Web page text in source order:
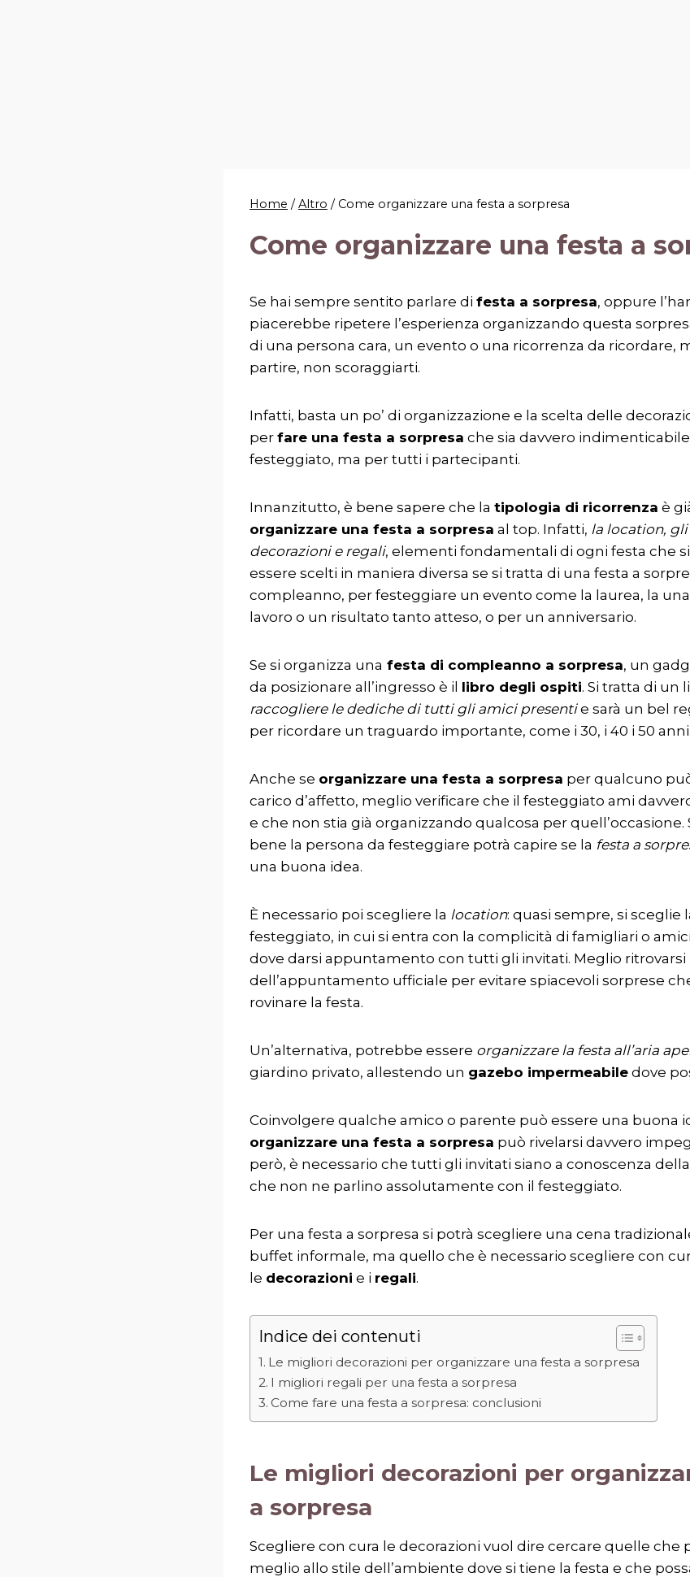
Home / Altro / Come organizzare una festa a sorpresa
Come organizzare una festa a
Se hai sempre sentito parlare di festa a sorpresa, oppure
piacerebbe ripetere l’esperienza organizzando questa
di una persona cara, un evento o una ricorrenza da ricordare,
partire, non scoraggiarti.
Infatti, basta un po’ di organizzazione e la scelta delle
per fare una festa a sorpresa che sia davvero
festeggiato, ma per tutti i partecipanti.
Innanzitutto, è bene sapere che la tipologia di ricorrenza è
organizzare una festa a sorpresa al top. Infatti, la location,
decorazioni e regali, elementi fondamentali di ogni festa che
essere scelti in maniera diversa se si tratta di una festa a
compleanno, per festeggiare un evento come la laurea, la
lavoro o un risultato tanto atteso, o per un anniversario.
Se si organizza una festa di compleanno a sorpresa, un
da posizionare all’ingresso è il libro degli ospiti. Si tratta di un
raccogliere le dediche di tutti gli amici presentie sarà un bel
per ricordare un traguardo importante, come i 30, i 40 i 50 anni.
Anche se organizzare una festa a sorpresa per qualcuno
carico d’affetto, meglio verificare che il festeggiato ami
e che non stia già organizzando qualcosa per quell’occasione.
bene la persona da festeggiare potrà capire se la festa a
una buona idea.
È necessario poi scegliere la location: quasi sempre, si sceglie
festeggiato, in cui si entra con la complicità di famigliari o
dove darsi appuntamento con tutti gli invitati. Meglio ritrovarsi
dell’appuntamento ufficiale per evitare spiacevoli sorprese
rovinare la festa.
Un’alternativa, potrebbe essere organizzare la festa all’aria
giardino privato, allestendo un gazebo impermeabile dove
Coinvolgere qualche amico o parente può essere una buona
organizzare una festa a sorpresa può rivelarsi davvero
però, è necessario che tutti gli invitati siano a conoscenza
che non ne parlino assolutamente con il festeggiato.
Per una festa a sorpresa si potrà scegliere una cena
buffet informale, ma quello che è necessario scegliere con
le decorazioni e i regali.
Indice dei contenuti
Le migliori decorazioni per organizzare una festa a sorpresa
I migliori regali per una festa a sorpresa
Come fare una festa a sorpresa: conclusioni
Le migliori decorazioni per
a sorpresa
Scegliere con cura le decorazioni vuol dire cercare quelle che
meglio allo stile dell’ambiente dove si tiene la festa e che